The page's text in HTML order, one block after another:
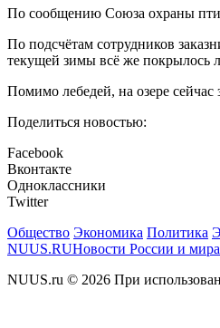
По сообщению Союза охраны
По подсчётам сотрудников
текущей зимы всё же покрылось
Помимо лебедей, на озере
Поделиться новостью:
Facebook
Вконтакте
Одноклассники
Twitter
Общество Экономика Политика
NUUS.RUНовости России и мира
NUUS.ru © 2026 При